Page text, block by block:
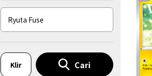
Klir Cari